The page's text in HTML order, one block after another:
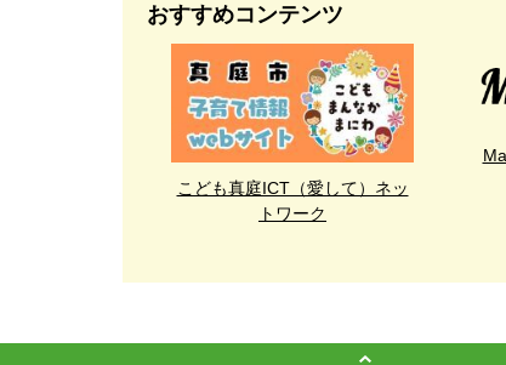
おすすめコンテンツ
こども真庭ICT（愛して）ネッ
トワーク